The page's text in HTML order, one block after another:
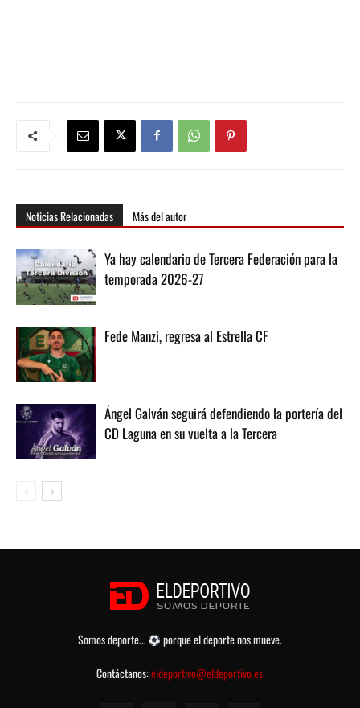
Noticias Relacionadas Más del autor
Ya hay calendario de Tercera Federación para la
temporada 2026-27
Fede Manzi, regresa al Estrella CF
Ángel Galván seguirá defendiendo la portería del
CD Laguna en su vuelta a la Tercera
Somos deporte...
porque el deporte nos mueve.
Contáctanos:eldeportivo@eldeportivo.es